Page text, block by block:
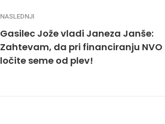
NASLEDNJI
Gasilec Jože vladi Janeza Janše:
Zahtevam, da pri financiranju NVO
ločite seme od plev!